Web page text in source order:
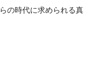
の時代に求められる真